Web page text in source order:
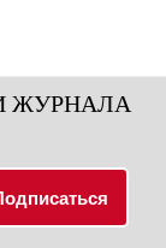
ЖУРНАЛА